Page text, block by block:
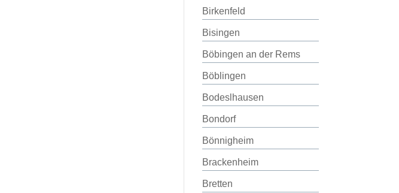
Birkenfeld
Bisingen
Böbingen an der Rems
Böblingen
Bodeslhausen
Bondorf
Bönnigheim
Brackenheim
Bretten